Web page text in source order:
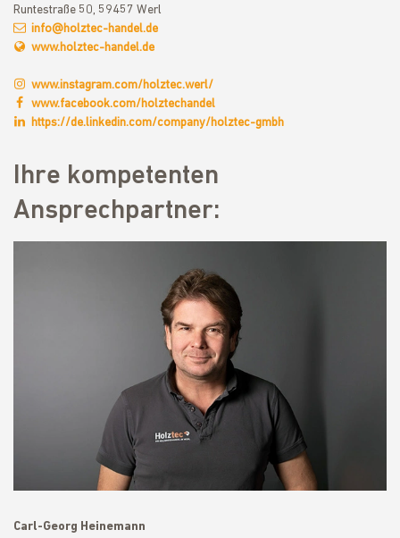
Runtestraße 50, 59457 Werl
info@holztec-handel.de
www.holztec-handel.de
www.instagram.com/holztec.werl/
www.facebook.com/holztechandel
https://de.linkedin.com/company/holztec-gmbh
Ihre kompetenten
Ansprechpartner:
Carl-Georg Heinemann